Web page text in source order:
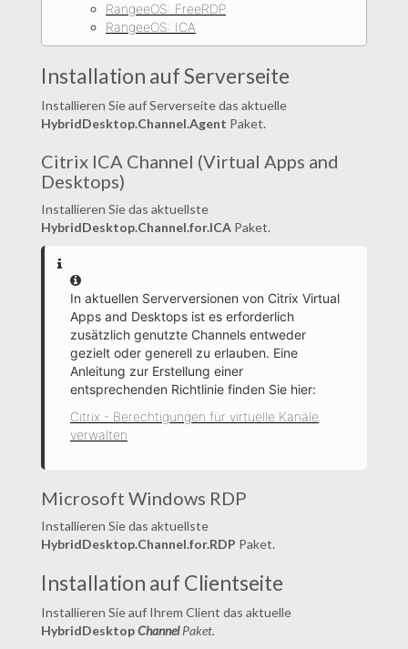
RangeeOS: FreeRDP
RangeeOS: ICA
Installation auf Serverseite
Installieren Sie auf Serverseite das aktuelle
HybridDesktop.Channel.Agent Paket.
Citrix ICA Channel (Virtual Apps and
Desktops)
Installieren Sie das aktuellste
HybridDesktop.Channel.for.ICA Paket.
Information
In aktuellen Serverversionen von Citrix Virtual
Apps and Desktops ist es erforderlich
zusätzlich genutzte Channels entweder
gezielt oder generell zu erlauben. Eine
Anleitung zur Erstellung einer
entsprechenden Richtlinie finden Sie hier:
Citrix - Berechtigungen für virtuelle Kanäle
verwalten
Microsoft Windows RDP
Installieren Sie das aktuellste
HybridDesktop.Channel.for.RDP Paket.
Installation auf Clientseite
Installieren Sie auf Ihrem Client das aktuelle
HybridDesktopChannelPaket.